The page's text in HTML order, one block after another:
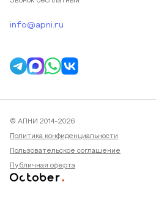
info@apni.ru
© АПНИ 2014-2026
Политика конфиденциальности
Пользовательское соглашение
Публичная оферта